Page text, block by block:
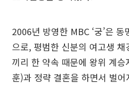
2006년 방영한 MBC ‘궁’은
으로, 평범한 신분의 여고생
끼리 한 약속 때문에 왕위 계승
훈)과 정략 결혼을 하면서 벌